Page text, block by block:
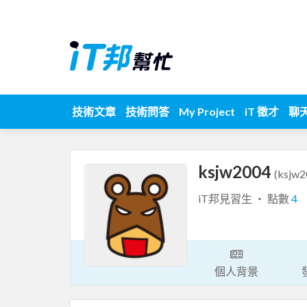
技術文章 技術問答 My Project iT 徵才 聊
ksjw2004
iT邦見習生 ‧ 點數4
個人背景